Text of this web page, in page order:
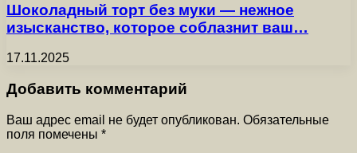
Шоколадный торт без муки — нежное
изысканство, которое соблазнит ваш…
17.11.2025
Добавить комментарий
Ваш адрес email не будет опубликован. Обязательные
поля помечены *